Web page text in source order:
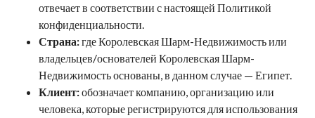
отвечает в соответствии с настоящей Политикой
конфиденциальности.
Страна:гдеКоролевская Шарм-Недвижимостьили
владельцев/основателей Королевская Шарм-
Недвижимостьоснованы, в данном случае — Египет.
Клиент:обозначает компанию, организацию или
человека, которые регистрируются для использования